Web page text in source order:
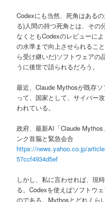
Codexにも当然、死角はある
る)人間の持つ死角とは、その
なくともCodexのレビューに
の水準まで向上させられるこ
ら受け継いだ)ソフトウェアの
うに後世で語られるだろう。
最近、Claude Mythosが既存
って、国家として、サイバー
われている。
政府、最新AI「Claude
ンク首脳と緊急会合
https://news.yahoo.co.jp/
57ccf4934d5ef
しかし、私に言わせれば、現
る。Codexを使えばソフトウ
のである。Mythosとどれくら